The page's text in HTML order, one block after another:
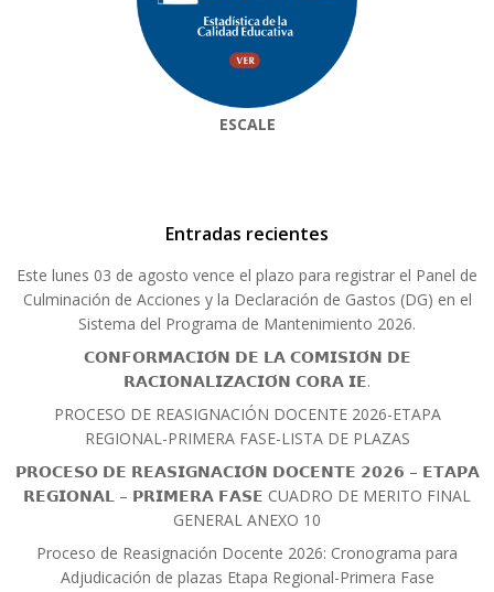
ESCALE
Entradas recientes
Este lunes 03 de agosto vence el plazo para registrar el Panel de
Culminación de Acciones y la Declaración de Gastos (DG) en el
Sistema del Programa de Mantenimiento 2026.
𝗖𝗢𝗡𝗙𝗢𝗥𝗠𝗔𝗖𝗜𝗢́𝗡 𝗗𝗘 𝗟𝗔 𝗖𝗢𝗠𝗜𝗦𝗜𝗢́𝗡 𝗗𝗘
𝗥𝗔𝗖𝗜𝗢𝗡𝗔𝗟𝗜𝗭𝗔𝗖𝗜𝗢́𝗡 𝗖𝗢𝗥𝗔 𝗜𝗘.
PROCESO DE REASIGNACIÓN DOCENTE 2026-ETAPA
REGIONAL-PRIMERA FASE-LISTA DE PLAZAS
𝗣𝗥𝗢𝗖𝗘𝗦𝗢 𝗗𝗘 𝗥𝗘𝗔𝗦𝗜𝗚𝗡𝗔𝗖𝗜𝗢́𝗡 𝗗𝗢𝗖𝗘𝗡𝗧𝗘 𝟮𝟬𝟮𝟲 – 𝗘𝗧𝗔𝗣𝗔
𝗥𝗘𝗚𝗜𝗢𝗡𝗔𝗟 – 𝗣𝗥𝗜𝗠𝗘𝗥𝗔 𝗙𝗔𝗦𝗘 CUADRO DE MERITO FINAL
GENERAL ANEXO 10
Proceso de Reasignación Docente 2026: Cronograma para
Adjudicación de plazas Etapa Regional-Primera Fase